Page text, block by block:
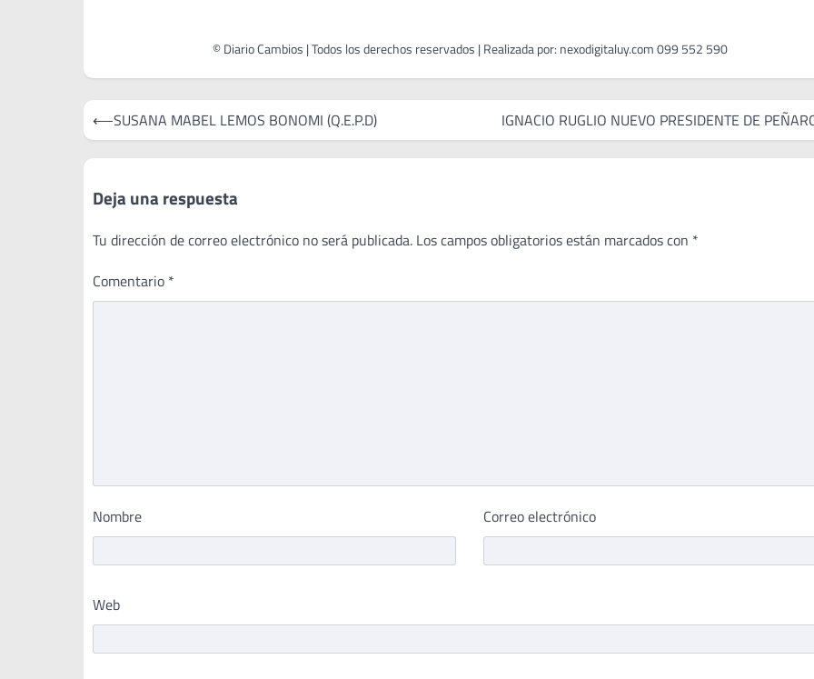
Navegación
de
entradas
⟵SUSANA MABEL LEMOS BONOMI (Q.E.P.D) IGNACIO RUGLIO NUEVO PRESIDENTE DE
Deja una respuesta
Tu dirección de correo electrónico no será publicada. Los campos obligatorios están marcados con *
Comentario *
Nombre Correo electrónico
Web